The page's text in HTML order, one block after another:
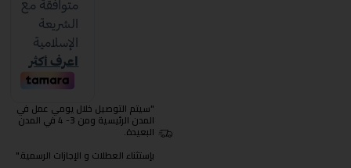
"سيتم التوصيل خلال يومي عمل في
المدن الرئيسية ومن 3- 4 في المدن
البعيدة.
بإستثناء العطلات و الإجازات الرسمية."